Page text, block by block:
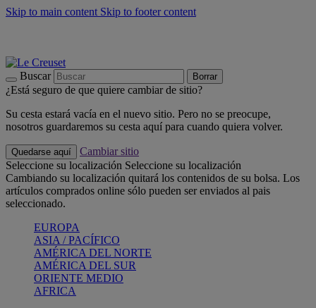
Skip to main content Skip to footer content
Buscar Borrar
¿Está seguro de que quiere cambiar de sitio?
Su cesta estará vacía en el nuevo sitio. Pero no se preocupe,
nosotros guardaremos su cesta aquí para cuando quiera volver.
Quedarse aquí
Cambiar sitio
Seleccione su localización Seleccione su localización
Cambiando su localización quitará los contenidos de su bolsa. Los
artículos comprados online sólo pueden ser enviados al pais
seleccionado.
EUROPA
ASIA / PACÍFICO
AMÉRICA DEL NORTE
AMÉRICA DEL SUR
ORIENTE MEDIO
AFRICA